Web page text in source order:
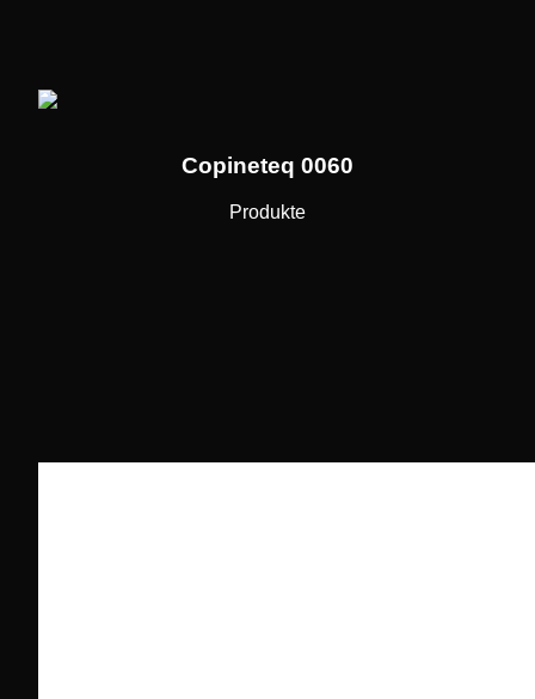
Copineteq 0060
Produkte